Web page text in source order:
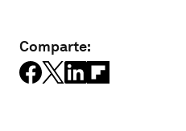
Comparte: